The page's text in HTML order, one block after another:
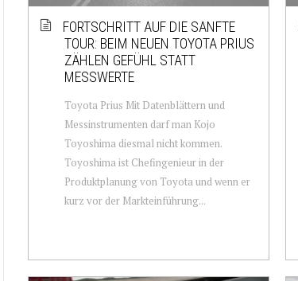
FORTSCHRITT AUF DIE SANFTE
TOUR: BEIM NEUEN TOYOTA PRIUS
ZÄHLEN GEFÜHL STATT
MESSWERTE
Toyota Prius Mit Datenblättern und
Messinstrumenten darf man Kojo
Toyoshima diesmal nicht kommen.
Toyoshima ist Chefingenieur in der
Produktplanung von Toyota und wenn er
kurz vor der Markteinführung...